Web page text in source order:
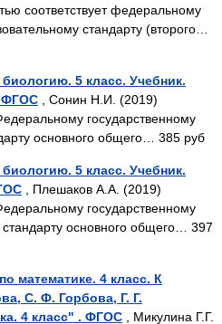
соответствует федеральному
стандарту (второго…
5 класс. Учебник.
ФГОС , Сонин Н.И. (2019)
государственному
основного общего… 385 руб
5 класс. Учебник.
, Плешаков А.А. (2019)
государственному
основного общего… 397
математике. 4 класс. К
С. Ф. Горбова, Г. Г.
4 класс" . ФГОС , Микулина Г.Г.